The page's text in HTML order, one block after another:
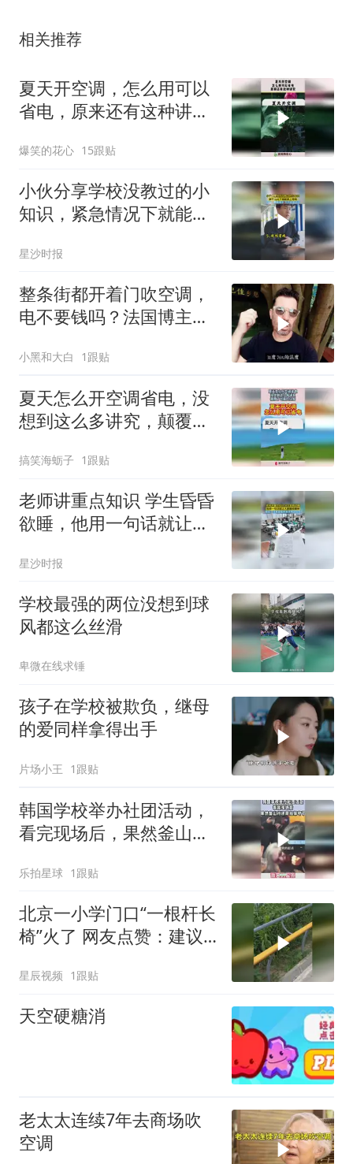
相关推荐
夏天开空调，怎么用可以
省电，原来还有这种讲
爆笑的花心 15跟贴
小伙分享学校没教过的小
知识，紧急情况下就能派
下次必须试试
星沙时报
整条街都开着门吹空调，
电不要钱吗？法国博主在
小黑和大白 1跟贴
夏天怎么开空调省电，没
想到这么多讲究，颠覆了
搞笑海蛎子 1跟贴
老师讲重点知识 学生昏昏
欲睡，他用一句话就让大
谁能拒绝老师的八卦
星沙时报
学校最强的两位没想到球
风都这么丝滑
卑微在线求锤
孩子在学校被欺负，继母
的爱同样拿得出手
片场小王 1跟贴
韩国学校举办社团活动，
看完现场后，果然釜山行
乐拍星球 1跟贴
北京一小学门口“一根杆长
椅”火了 网友点赞：建议
星辰视频 1跟贴
天空硬糖消
老太太连续7年去商场吹
空调